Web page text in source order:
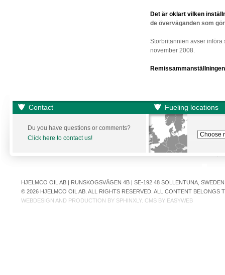
Det är oklart vilken
de överväganden som
Storbritannien avser införa
november 2008.
Contact Fueling locations
Du you have questions or comments?
Click here to contact us!
HJELMCO OIL AB | RUNSKOGSVÄGEN 4B | SE-192 48 SOLLENTUNA,
© 2026 HJELMCO OIL AB. ALL RIGHTS RESERVED. ALL CONTENT
WEBDESIGN AND PRODUCTION BY SPHINXLY. CMS BY EASYWEB